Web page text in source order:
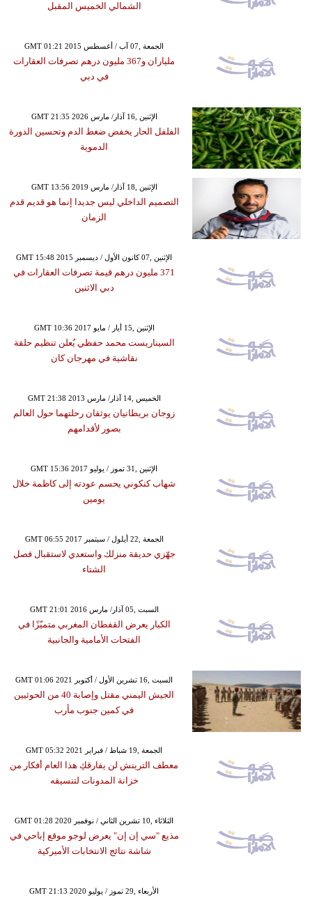
الشمالي الخميس المقبل
GMT 01:21 2015 الجمعة ,07 آب / أغسطس
ملياران و367 مليون درهم تصرفات العقارات
في دبي
GMT 21:35 2026 الإثنين ,16 آذار/ مارس
الفلفل الحار يخفض ضغط الدم وتحسين الدورة
الدموية
GMT 13:56 2019 الإثنين ,18 آذار/ مارس
التصميم الداخلي ليس جديدا إنما هو قديم قدم
الزمان
GMT 15:48 2015 الإثنين ,07 كانون الأول / ديسمبر
371 مليون درهم قيمة تصرفات العقارات في
دبي الاثنين
GMT 10:36 2017 الإثنين ,15 أيار / مايو
السيناريست محمد حفظي يُعلن تنظيم حلقة
نقاشية في مهرجان كان
GMT 21:38 2013 الخميس ,14 آذار/ مارس
زوجان بريطانيان يوثقان رحلتهما حول العالم
بصور لأقدامهم
GMT 15:36 2017 الإثنين ,31 تموز / يوليو
شهاب كنكوني يحسم عودته إلى كاظمة خلال
يومين
GMT 06:55 2017 الجمعة ,22 أيلول / سبتمبر
جهّزي حديقة منزلك واستعدي لاستقبال فصل
الشتاء
GMT 21:01 2016 السبت ,05 آذار/ مارس
الكبار يعرض القفطان المغربي متميّزًا في
الفتحات الأمامية والجانبية
GMT 01:06 2021 السبت ,16 تشرين الأول / أكتوبر
الجيش اليمني مقتل وإصابة 40 من الحوثيين
في كمين جنوب مأرب
GMT 05:32 2021 الجمعة ,19 شباط / فبراير
معطف الترينش لن يفارقكِ هذا العام أفكار من
خزانة المدونات لتنسيقه
GMT 01:28 2020 الثلاثاء ,10 تشرين الثاني / نوفمبر
مذيع "سي إن إن" يعرض لوجو موقع إباحي في
شاشة نتائج الانتخابات الأميركية
GMT 21:13 2020 الأربعاء ,29 تموز / يوليو